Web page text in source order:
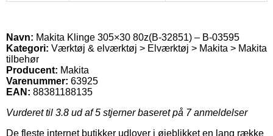
Navn: Makita Klinge 305×30 80z(B-32851) – B-03595
Kategori: Værktøj & elværktøj > Elværktøj > Makita > Makita
tilbehør
Producent: Makita
Varenummer: 63925
EAN: 88381188135
Vurderet til 3.8 ud af 5 stjerner baseret på 7anmeldelser
De fleste internet butikker udlover i øjeblikket en lang række